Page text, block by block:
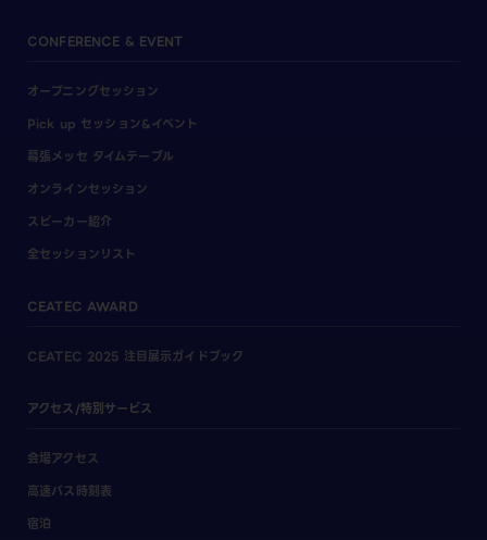
CONFERENCE & EVENT
オープニングセッション
Pick up セッション&イベント
幕張メッセ タイムテーブル
オンラインセッション
スピーカー紹介
全セッションリスト
CEATEC AWARD
CEATEC 2025 注目展示ガイドブック
アクセス/特別サービス
会場アクセス
高速バス時刻表
宿泊